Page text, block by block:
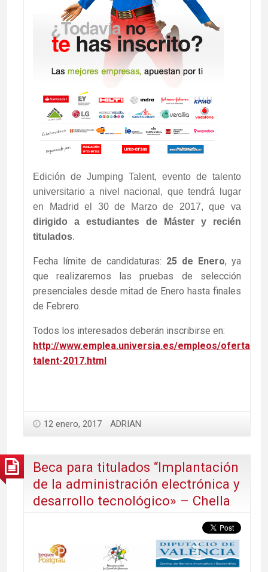
Edición de Jumping Talent, evento de talento
universitario a nivel nacional, que tendrá lugar
en Madrid el 30 de Marzo de 2017, que va
dirigido a estudiantes de Máster y recién
titulados.
Fecha límite de candidaturas: 25 de Enero, ya
que realizaremos las pruebas de selección
presenciales desde mitad de Enero hasta finales
de Febrero.
Todos los interesados deberán inscribirse en:
http://www.emplea.universia.es/empleos/oferta/
talent-2017.html
12 enero, 2017 ADRIAN
Beca para titulados “Implantación
de la administración electrónica y
desarrollo tecnológico» – Chella